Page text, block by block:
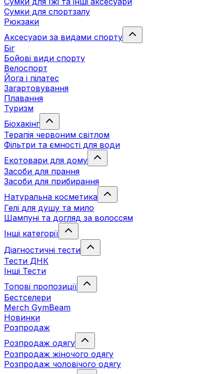
Сумки для спортзалу
Рюкзаки
Аксесуари за видами спорту
Біг
Бойові види спорту
Велоспорт
Йога і пілатес
Загартовування
Плавання
Туризм
Біохакінг
Терапія червоним світлом
Фільтри та ємності для води
Екотовари для дому
Засоби для прання
Засоби для прибирання
Натуральна косметика
Гелі для душу та мило
Шампуні та догляд за волоссям
Інші категорії
Діагностичні тести
Тести ДНК
Інші Тести
Топові пропозиції
Бестселери
Merch GymBeam
Новинки
Розпродаж
Розпродаж одягу
Розпродаж жіночого одягу
Розпродаж чоловічого одягу